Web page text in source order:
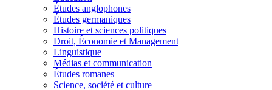
Études anglophones
Études germaniques
Histoire et sciences politiques
Droit, Économie et Management
Linguistique
Médias et communication
Études romanes
Science, société et culture